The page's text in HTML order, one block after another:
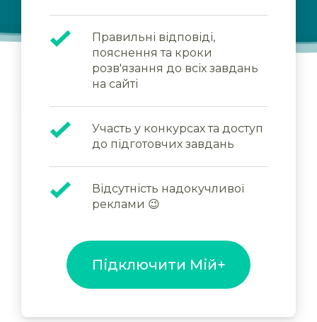
Правильні відповіді,
пояснення та кроки
розв'язання до всіх завдань
на сайті
Участь у конкурсах та доступ
до підготовчих завдань
Відсутність надокучливої
реклами 😉
Підключити Мій+